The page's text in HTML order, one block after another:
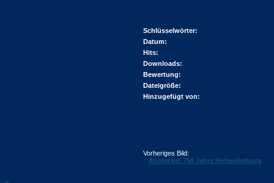
Schlüsselwörter:
Datum:
Hits:
Downloads:
Bewertung:
Dateigröße:
Hinzugefügt von:
Vorheriges Bild:
Anstecker 750 Jahre Hohenlimburg